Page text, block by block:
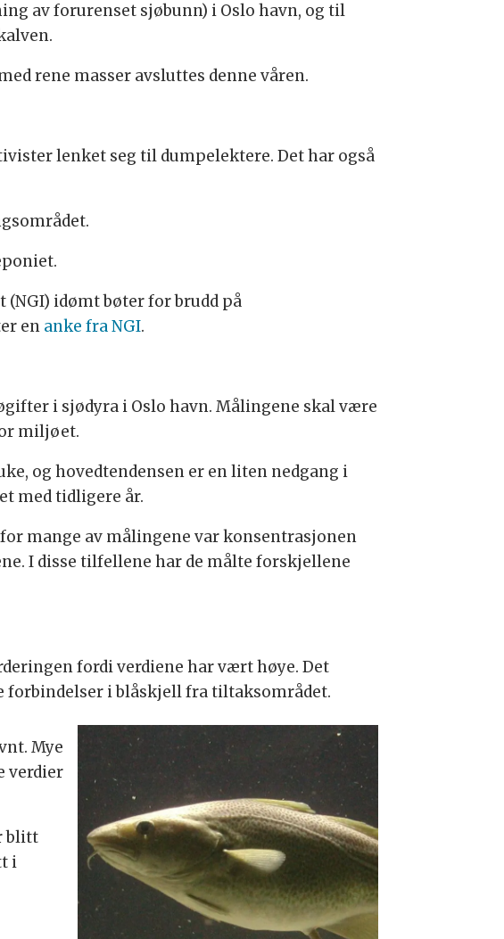
av forurenset sjøbunn) i Oslo havn, og til
rene masser avsluttes denne våren.
lenket seg til dumpelektere. Det har også
idømt bøter for brudd på
en anke fra NGI.
i sjødyra i Oslo havn. Målingene skal være
miljøet.
og hovedtendensen er en liten nedgang i
med tidligere år.
mange av målingene var konsentrasjonen
I disse tilfellene har de målte forskjellene
fordi verdiene har vært høye. Det
forbindelser i blåskjell fra tiltaksområdet.
Mye
verdier
blitt
i